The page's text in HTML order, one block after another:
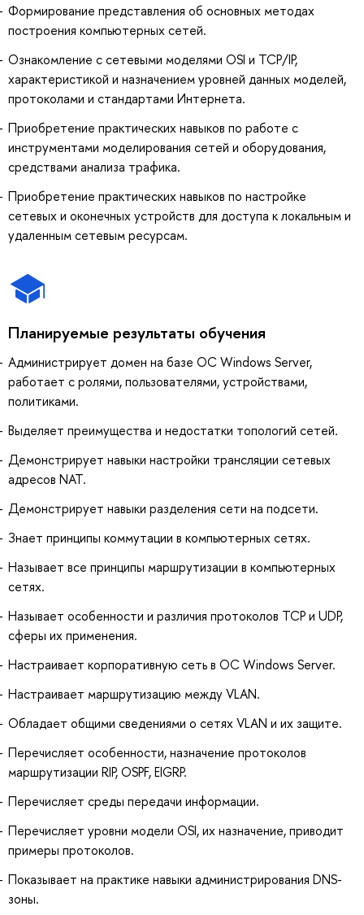
Формирование представления об основных методах
построения компьютерных сетей.
Ознакомление с сетевыми моделями OSI и TCP/IP,
характеристикой и назначением уровней данных моделей,
протоколами и стандартами Интернета.
Приобретение практических навыков по работе с
инструментами моделирования сетей и оборудования,
средствами анализа трафика.
Приобретение практических навыков по настройке
сетевых и оконечных устройств для доступа к локальным и
удаленным сетевым ресурсам.
Планируемые результаты обучения
Администрирует домен на базе ОС Windows Server,
работает с ролями, пользователями, устройствами,
политиками.
Выделяет преимущества и недостатки топологий сетей.
Демонстрирует навыки настройки трансляции сетевых
адресов NAT.
Демонстрирует навыки разделения сети на подсети.
Знает принципы коммутации в компьютерных сетях.
Называет все принципы маршрутизации в компьютерных
сетях.
Называет особенности и различия протоколов TCP и UDP,
сферы их применения.
Настраивает корпоративную сеть в OC Windows Server.
Настраивает маршрутизацию между VLAN.
Обладает общими сведениями о сетях VLAN и их защите.
Перечисляет особенности, назначение протоколов
маршрутизации RIP, OSPF, EIGRP.
Перечисляет среды передачи информации.
Перечисляет уровни модели OSI, их назначение, приводит
примеры протоколов.
Показывает на практике навыки администрирования DNS-
зоны.